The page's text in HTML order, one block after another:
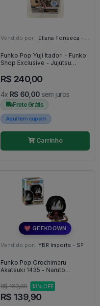
Vendido por: Eliana Fonseca - SP
Funko Pop Yuji Itadori - Funko
Shop Exclusive - Jujutsu
#1645
R$ 240,00
4x R$ 60,00 sem juros
Frete Grátis
Aqui tem cupom
Carrinho
💖 GEEKDOWN
Vendido por: YBR Imports - SP
Funko Pop Orochimaru
Akatsuki 1435 - Naruto
R$ 160,80
13% OFF
R$ 139,90